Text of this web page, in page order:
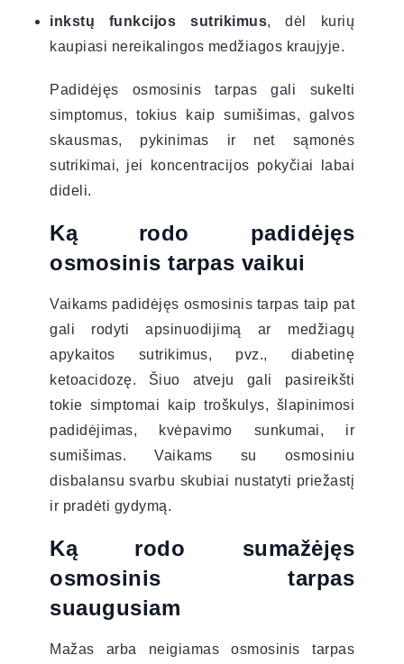
inkstų funkcijos sutrikimus, dėl kurių
kaupiasi nereikalingos medžiagos kraujyje.
Padidėjęs osmosinis tarpas gali sukelti
simptomus, tokius kaip sumišimas, galvos
skausmas, pykinimas ir net sąmonės
sutrikimai, jei koncentracijos pokyčiai labai
dideli.
Ką rodo padidėjęs
osmosinis tarpas vaikui
Vaikams padidėjęs osmosinis tarpas taip pat
gali rodyti apsinuodijimą ar medžiagų
apykaitos sutrikimus, pvz., diabetinę
ketoacidozę. Šiuo atveju gali pasireikšti
tokie simptomai kaip troškulys, šlapinimosi
padidėjimas, kvėpavimo sunkumai, ir
sumišimas. Vaikams su osmosiniu
disbalansu svarbu skubiai nustatyti priežastį
ir pradėti gydymą.
Ką rodo sumažėjęs
osmosinis tarpas
suaugusiam
Mažas arba neigiamas osmosinis tarpas